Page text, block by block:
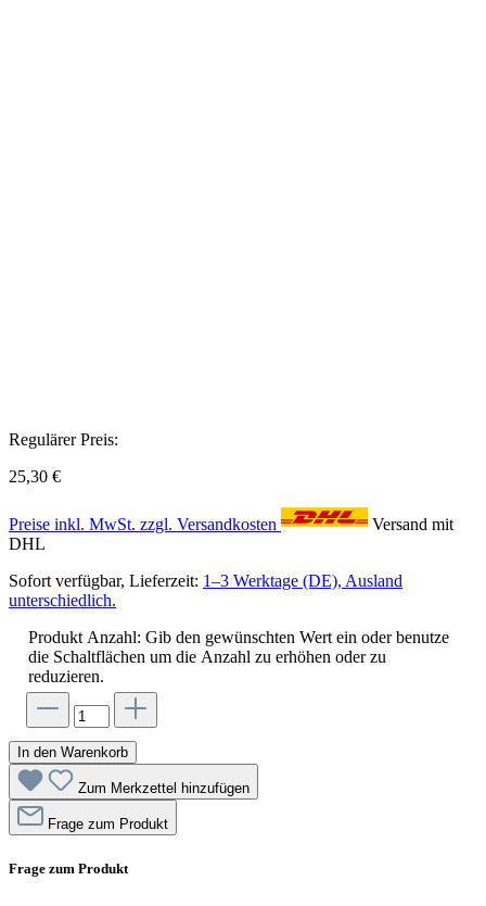
Regulärer Preis:
25,30 €
Preise inkl. MwSt. zzgl. Versandkosten
Versand mit
DHL
Sofort verfügbar, Lieferzeit: 1–3 Werktage (DE), Ausland
unterschiedlich.
Produkt Anzahl: Gib den gewünschten Wert ein oder benutze
die Schaltflächen um die Anzahl zu erhöhen oder zu
reduzieren.
In den Warenkorb
Zum Merkzettel hinzufügen
Frage zum Produkt
Frage zum Produkt